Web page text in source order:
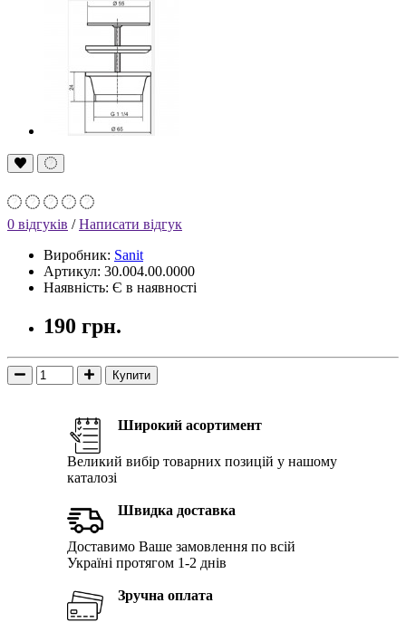
0 відгуків /Написати відгук
Виробник: Sanit
Артикул: 30.004.00.0000
Наявність: Є в наявності
190 грн.
Купити
Широкий асортимент
Великий вибір товарних позицій у нашому
каталозі
Швидка доставка
Доставимо Ваше замовлення по всій
Україні протягом 1-2 днів
Зручна оплата